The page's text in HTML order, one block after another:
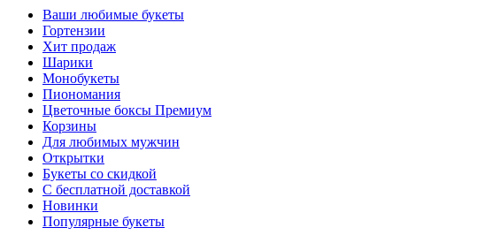
Ваши любимые букеты
Гортензии
Хит продаж
Шарики
Монобукеты
Пиономания
Цветочные боксы Премиум
Корзины
Для любимых мужчин
Открытки
Букеты со скидкой
С бесплатной доставкой
Новинки
Популярные букеты